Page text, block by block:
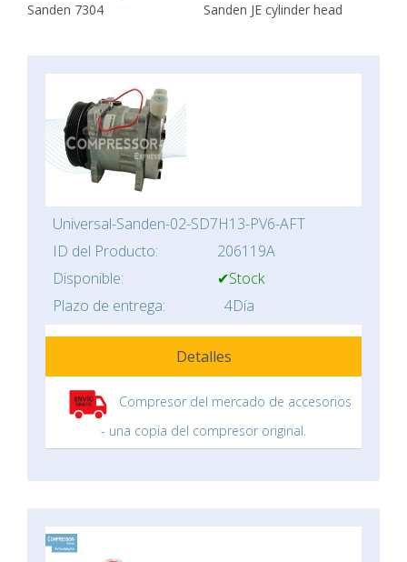
Sanden 7304 Sanden JE cylinder head
Universal-Sanden-02-SD7H13-PV6-AFT
ID del Producto:
206119A
Disponible:
✔Stock
Plazo de entrega:
4Día
Detalles
Compresor del mercado de accesorios
- una copia del compresor original.